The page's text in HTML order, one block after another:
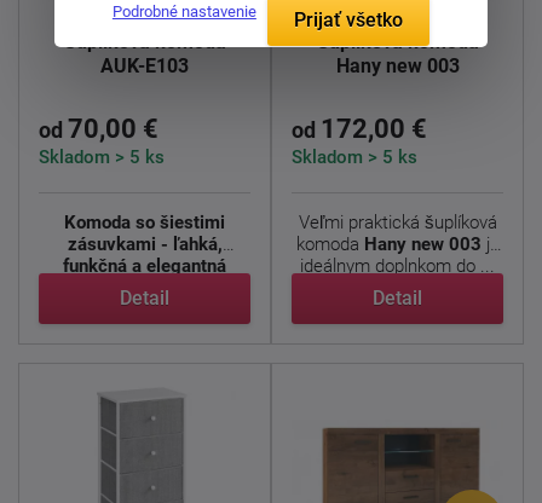
Šuplíková komoda
AUK-E103
od 70,00 €
Skladom > 5 ks
Komoda so šiestimi
zásuvkami - ľahká,
funkčná a elegantná
Moderná ...
Detail
Šuplíková komoda
Hany new 003
od 172,00 €
Skladom > 5 ks
Veľmi praktická šuplíková
komoda Hany new 003 je
ideálnym doplnkom do ...
Detail
Podrobné nastavenie Prijať všetko